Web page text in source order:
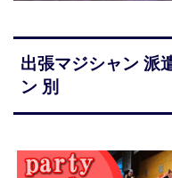
出張マジシャン 派
ン 別